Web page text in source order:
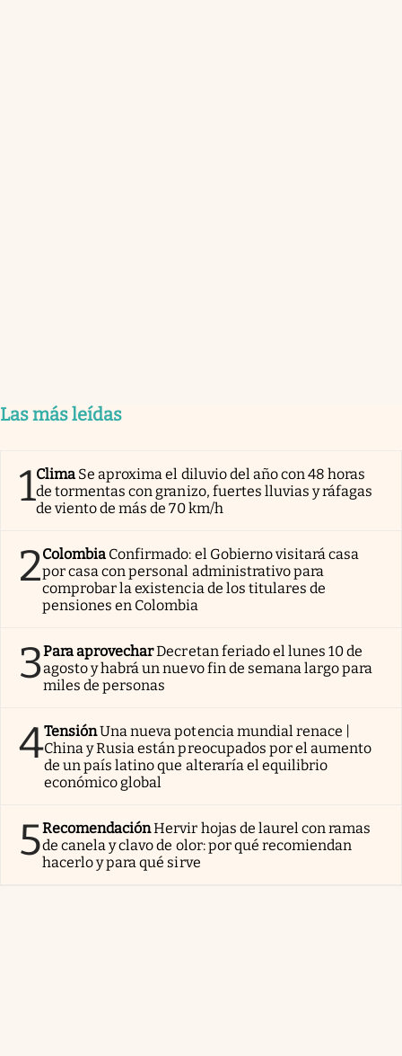
Las más leídas
1Clima Se aproxima el diluvio del año con 48 horas
de tormentas con granizo, fuertes lluvias y ráfagas
de viento de más de 70 km/h
2Colombia Confirmado: el Gobierno visitará casa
por casa con personal administrativo para
comprobar la existencia de los titulares de
pensiones en Colombia
3Para aprovecharDecretan feriado el lunes 10 de
agosto y habrá un nuevo fin de semana largo para
miles de personas
4TensiónUna nueva potencia mundial renace |
China y Rusia están preocupados por el aumento
de un país latino que alteraría el equilibrio
económico global
5RecomendaciónHervir hojas de laurel con ramas
de canela y clavo de olor: por qué recomiendan
hacerlo y para qué sirve